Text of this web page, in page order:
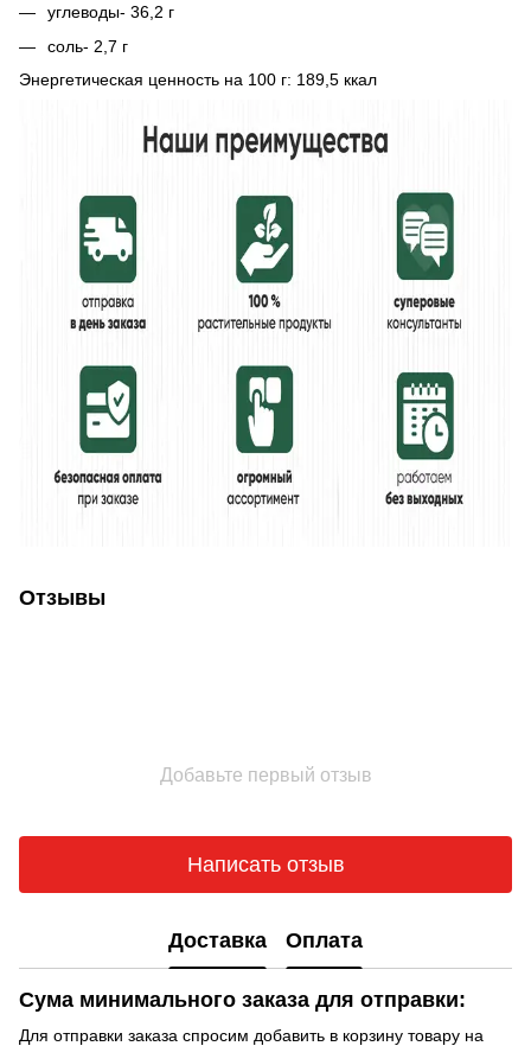
углеводы- 36,2 г
соль- 2,7 г
Энергетическая ценность на 100 г: 189,5 ккал
Отзывы
Добавьте первый отзыв
Написать отзыв
Доставка Оплата
Сума минимального заказа для отправки:
Для отправки заказа спросим добавить в корзину товару на